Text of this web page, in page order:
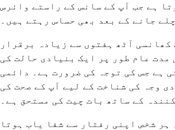
ہے جب آپ کے سانس کے راستے وائرس
چلے جانے کے بعد بھی حساس رہتے ہیں۔
کھانسی آٹھ ہفتوں سے زیادہ برقرار
مدت عام طور پر ایک بنیادی حالت کی
ہے جس کی توجہ کی ضرورت ہے۔ دائمی
وجہ کی شناخت کے لیے آپ کے صحت کی
کے ساتھ بات چیت کی مستحق ہے۔
ہر شخص اپنی رفتار سے شفا یاب ہوتا